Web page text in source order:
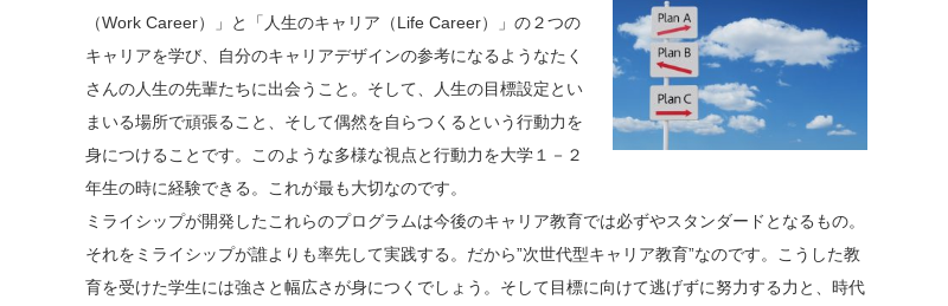
（Work Career）」と「人生のキャリア（Life Career）」の２つの
キャリアを学び、自分のキャリアデザインの参考になるようなたく
さんの人生の先輩たちに出会うこと。そして、人生の目標設定とい
まいる場所で頑張ること、そして偶然を自らつくるという行動力を
身につけることです。このような多様な視点と行動力を大学１－２
年生の時に経験できる。これが最も大切なのです。
ミライシップが開発したこれらのプログラムは今後のキャリア教育では必ずやスタンダードとなるもの。
それをミライシップが誰よりも率先して実践する。だから”次世代型キャリア教育”なのです。こうした教
育を受けた学生には強さと幅広さが身につくでしょう。そして目標に向けて逃げずに努力する力と、時代